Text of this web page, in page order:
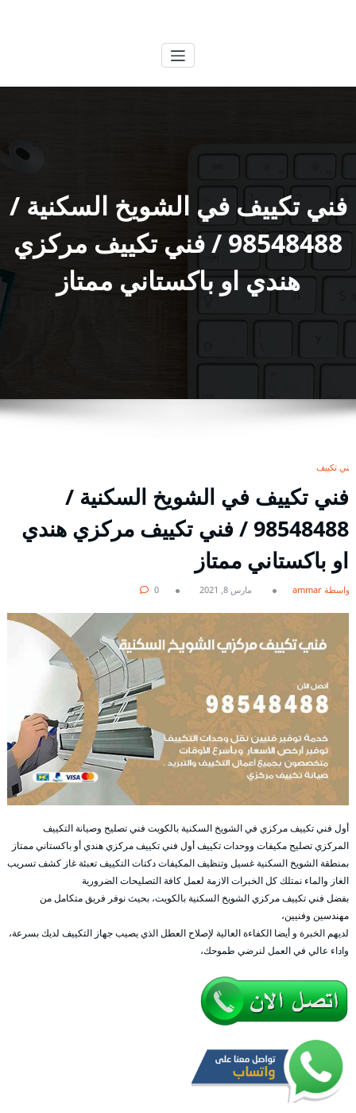
فني تكييف في الشويخ السكنية /
98548488 / فني تكييف مركزي
هندي او باكستاني ممتاز
فني تكييف
فني تكييف في الشويخ السكنية /
98548488 / فني تكييف مركزي هندي
او باكستاني ممتاز
بواسطة ammar مارس 8, 2021 0
أول فني تكييف مركزي في الشويخ السكنية بالكويت فني تصليح وصيانة التكييف
المركزي تصليح مكيفات ووحدات تكييف أول فني تكييف مركزي هندي أو باكستاني ممتاز
بمنطقة الشويخ السكنية غسيل وتنظيف المكيفات دكتات التكييف تعبئة غاز كشف تسريب
الغاز والماء نمتلك كل الخبرات الازمة لعمل كافة التصليحات الضرورية
بفضل فني تكييف مركزي الشويخ السكنية بالكويت، بحيث نوفر فريق متكامل من
مهندسين وفنيين،
لديهم الخبرة و أيضا الكفاءة العالية لإصلاح العطل الذي يصيب جهاز التكييف لديك بسرعة،
واداء عالي في العمل لنرضي طموحك،